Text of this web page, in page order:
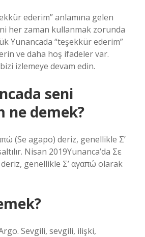
ederim” anlamına gelen
her zaman kullanmak zorunda
Yunancada “teşekkür ederim”
ve daha hoş ifadeler var.
izlemeye devam edin.
seni
ne demek?
(Se agapo) deriz, genellikle Σ’
Nisan 2019Yunanca’da Σε
genellikle Σ’ αγαπώ olarak
Sevgili, sevgili, ilişki,